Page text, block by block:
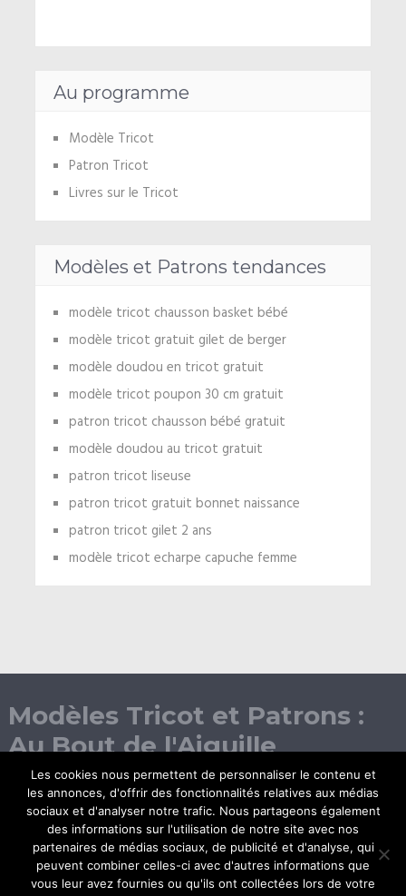
Au programme
Modèle Tricot
Patron Tricot
Livres sur le Tricot
Modèles et Patrons tendances
modèle tricot chausson basket bébé
modèle tricot gratuit gilet de berger
modèle doudou en tricot gratuit
modèle tricot poupon 30 cm gratuit
patron tricot chausson bébé gratuit
modèle doudou au tricot gratuit
patron tricot liseuse
patron tricot gratuit bonnet naissance
patron tricot gilet 2 ans
modèle tricot echarpe capuche femme
Modèles Tricot et Patrons :
Au Bout de l'Aiguille
Les cookies nous permettent de personnaliser le contenu et
les annonces, d'offrir des fonctionnalités relatives aux médias
sociaux et d'analyser notre trafic. Nous partageons également
des informations sur l'utilisation de notre site avec nos
partenaires de médias sociaux, de publicité et d'analyse, qui
peuvent combiner celles-ci avec d'autres informations que
vous leur avez fournies ou qu'ils ont collectées lors de votre